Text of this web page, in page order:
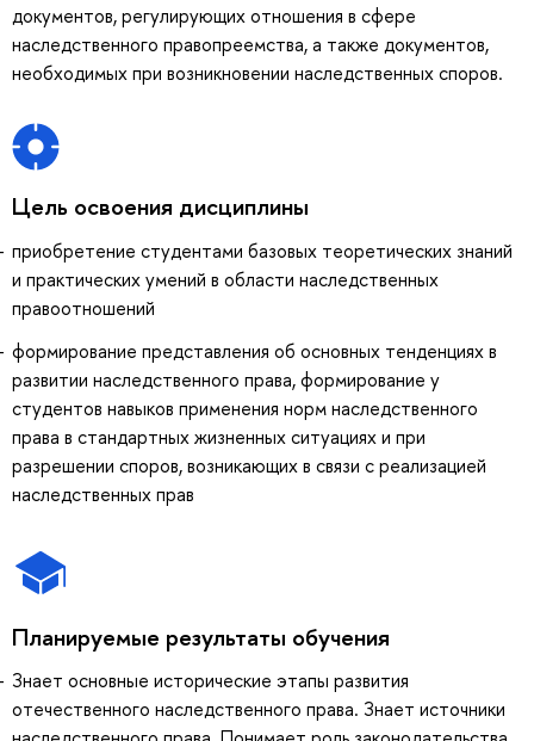
документов, регулирующих отношения в сфере
наследственного правопреемства, а также документов,
необходимых при возникновении наследственных споров.
Цель освоения дисциплины
приобретение студентами базовых теоретических знаний
и практических умений в области наследственных
правоотношений
формирование представления об основных тенденциях в
развитии наследственного права, формирование у
студентов навыков применения норм наследственного
права в стандартных жизненных ситуациях и при
разрешении споров, возникающих в связи с реализацией
наследственных прав
Планируемые результаты обучения
Знает основные исторические этапы развития
отечественного наследственного права. Знает источники